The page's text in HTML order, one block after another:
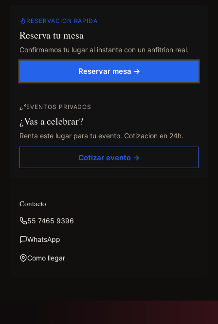
RESERVACION RAPIDA
Reserva tu mesa
Confirmamos tu lugar al instante con un anfitrion real.
Reservar mesa →
EVENTOS PRIVADOS
¿Vas a celebrar?
Renta este lugar para tu evento. Cotizacion en 24h.
Cotizar evento →
Contacto
55 7465 9396
WhatsApp
Como llegar